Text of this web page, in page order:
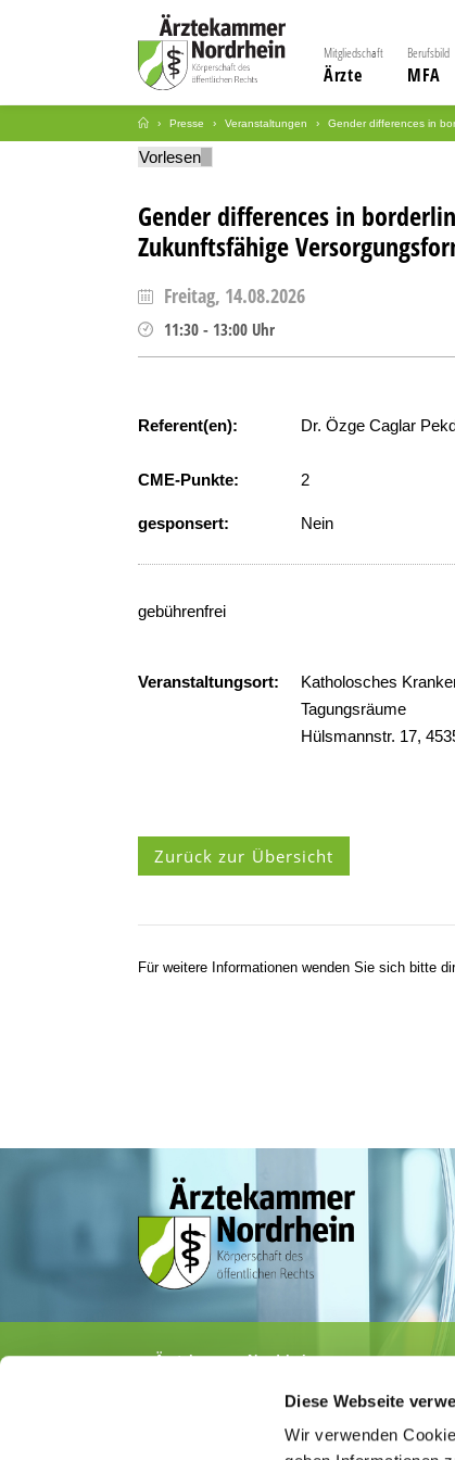
Diese Webseite
Wir verwenden
Mitgliedschaft
Ärzte
Berufsbild
MFA
Presse Veranstaltungen Gender differences in
Vorlesen
Gender differences in
Zukunftsfähige
Freitag, 14.08.2026
11:30 - 13:00 Uhr
Referent(en): Dr. Özge Caglar
CME-Punkte: 2
gesponsert: Nein
gebührenfrei
Veranstaltungsort:
Katholosches
Tagungsräume
Hülsmannstr. 17,
Zurück zur Übersicht
Für weitere Informationen wenden Sie sich bitte
Ärztekammer Nordrhein
· Fax 0211 / 4302 2009
aerztekammer@aekno.de